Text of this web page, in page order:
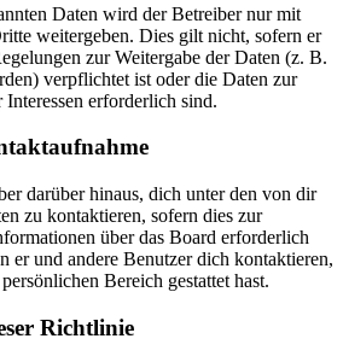
Daten wird der Betreiber nur mit
weitergeben. Dies gilt nicht, sofern er
zur Weitergabe der Daten (z. B.
verpflichtet ist oder die Daten zur
erforderlich sind.
darüber hinaus, dich unter den von dir
zu kontaktieren, sofern dies zur
über das Board erforderlich
er und andere Benutzer dich kontaktieren,
Bereich gestattet hast.
Richtlinie